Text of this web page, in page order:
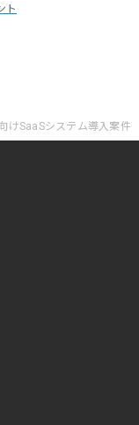
ト
けSaaSシステム導入案件